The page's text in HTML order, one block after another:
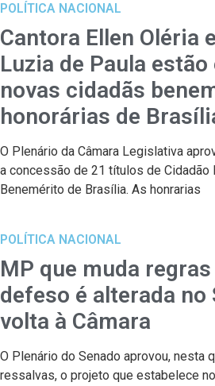
POLÍTICA NACIONAL
Cantora Ellen Oléria
Luzia de Paula
novas cidadãs
honorárias de
O Plenário da Câmara Legislativa
a concessão de 21 títulos de Cidadão
Benemérito de Brasília. As honrarias
POLÍTICA NACIONAL
MP que muda
defeso é alterada no
volta à Câmara
O Plenário do Senado aprovou, nesta
ressalvas, o projeto que estabelece